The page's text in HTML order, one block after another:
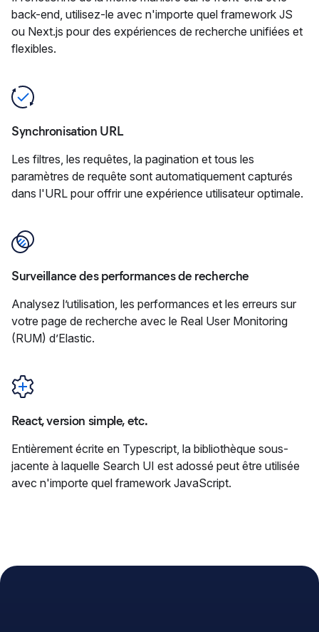
back-end, utilisez-le avec n'importe quel framework JS
ou Next.js pour des expériences de recherche unifiées et
flexibles.
Synchronisation URL
Les filtres, les requêtes, la pagination et tous les
paramètres de requête sont automatiquement capturés
dans l'URL pour offrir une expérience utilisateur optimale.
Surveillance des performances de recherche
Analysez l’utilisation, les performances et les erreurs sur
votre page de recherche avec le Real User Monitoring
(RUM) d’Elastic.
React, version simple, etc.
Entièrement écrite en Typescript, la bibliothèque sous-
jacente à laquelle Search UI est adossé peut être utilisée
avec n'importe quel framework JavaScript.